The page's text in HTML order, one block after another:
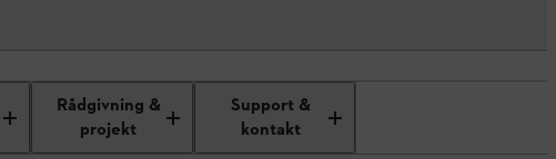
Rådgivning &
projekt
Support &
kontakt